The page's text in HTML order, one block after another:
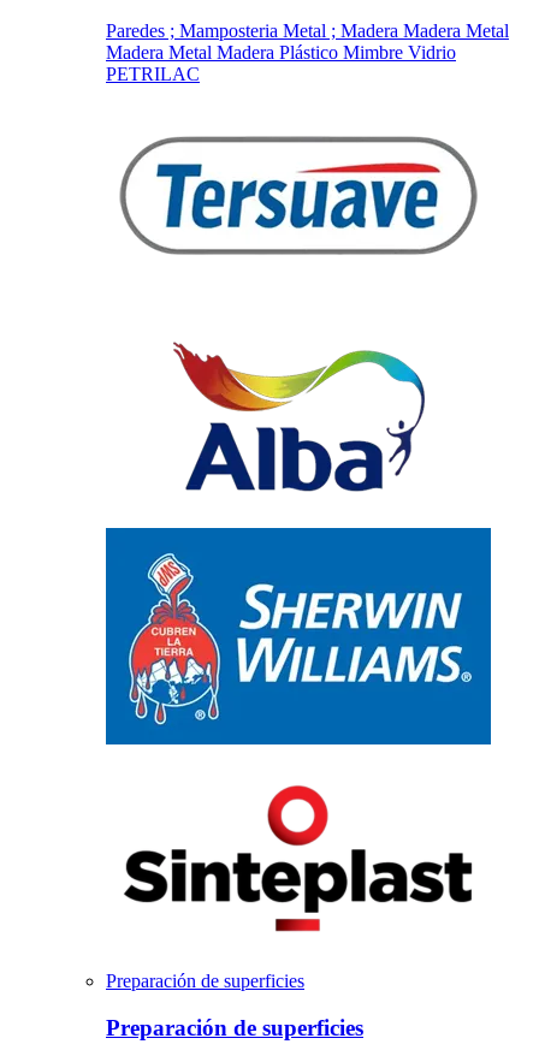
Paredes ; Mamposteria Metal ; Madera Madera Metal
Madera Metal Madera Plástico Mimbre Vidrio
PETRILAC
Preparación de superficies
Preparación de superficies